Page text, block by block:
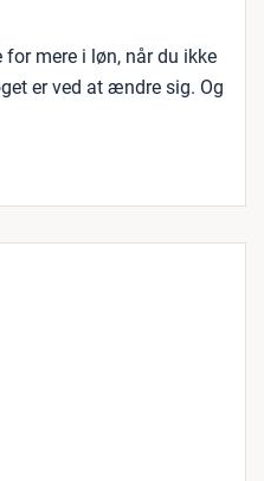
mere i løn, når du ikke
er ved at ændre sig. Og